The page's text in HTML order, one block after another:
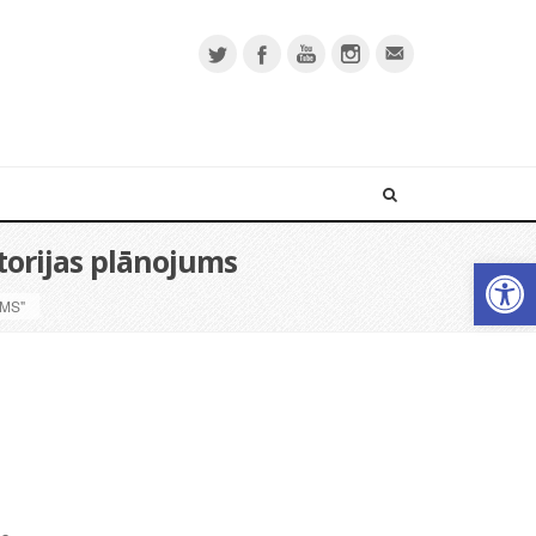
plānojums